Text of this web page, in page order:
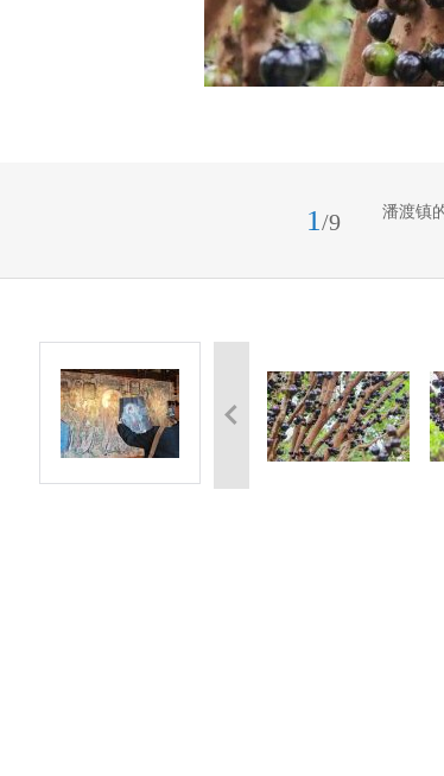
1 /9 潘渡镇